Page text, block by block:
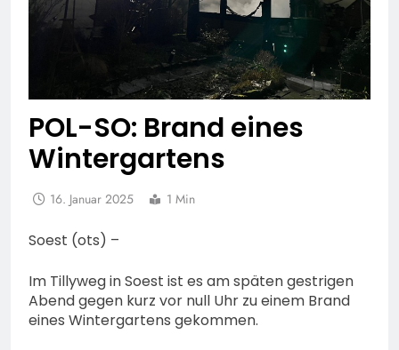
POL-SO: Brand eines
Wintergartens
16. Januar 2025 1 Min
Soest (ots) –
Im Tillyweg in Soest ist es am späten gestrigen
Abend gegen kurz vor null Uhr zu einem Brand
eines Wintergartens gekommen.